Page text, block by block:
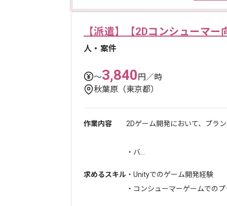
【派遣】【2Dコンシューマ
人・案件
〜3,840円／時
秋葉原（東京都）
作業内容 2Dゲーム開発において、プラ
・バ...
求めるスキル ・Unityでのゲーム開発経験
・コンシューマーゲームでの